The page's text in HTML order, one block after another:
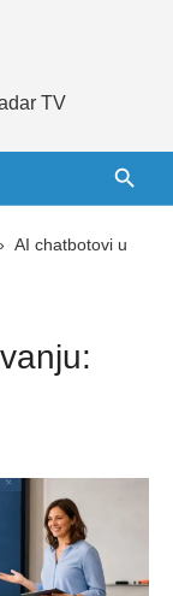
TV
AI chatbotovi u